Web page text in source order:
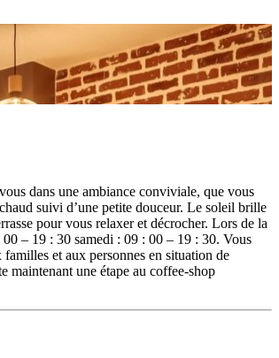
dans une ambiance conviviale, que vous
suivi d’une petite douceur. Le soleil brille
pour vous relaxer et décrocher. Lors de la
00 – 19 : 30 samedi : 09 : 00 – 19 : 30. Vous
et aux personnes en situation de
maintenant une étape au coffee-shop